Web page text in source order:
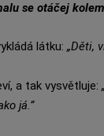
se otáčej kolem
látku: „Děti,
a tak vysvětluje:
já.”